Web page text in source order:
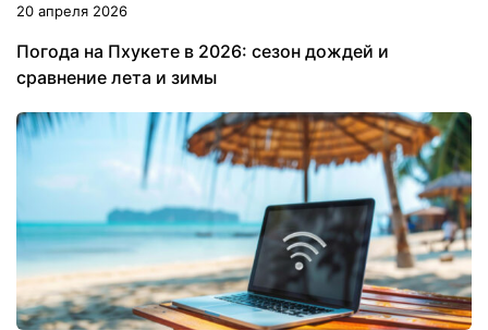
20 апреля 2026
Погода на Пхукете в 2026: сезон дождей и
сравнение лета и зимы